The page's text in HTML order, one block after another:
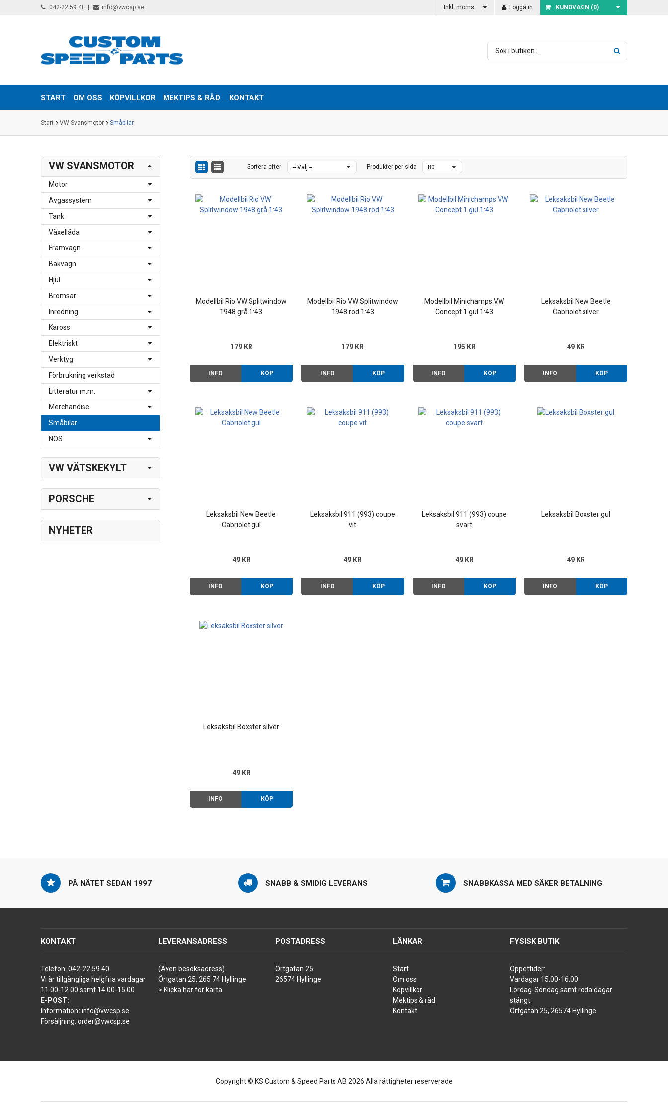
042-22 59 40 info@vwcsp.se Inkl. moms Logga in KUNDVAGN (0)
START OM OSS KÖPVILLKOR MEKTIPS & RÅD KONTAKT
Start VW Svansmotor Småbilar
VW SVANSMOTOR
Motor
Avgassystem
Tank
Växellåda
Framvagn
Bakvagn
Hjul
Bromsar
Inredning
Kaross
Elektriskt
Verktyg
Förbrukning verkstad
Litteratur m.m.
Merchandise
Småbilar
NOS
VW VÄTSKEKYLT
PORSCHE
NYHETER
Sortera efter Produkter per sida
Modellbil Rio VW Splitwindow
1948 grå 1:43
179 KR
INFO KÖP
Modellbil Rio VW Splitwindow
1948 röd 1:43
179 KR
INFO KÖP
Modellbil Minichamps VW
Concept 1 gul 1:43
195 KR
INFO KÖP
Leksaksbil New Beetle
Cabriolet silver
49 KR
INFO KÖP
Leksaksbil New Beetle
Cabriolet gul
49 KR
INFO KÖP
Leksaksbil 911 (993) coupe
vit
49 KR
INFO KÖP
Leksaksbil 911 (993) coupe
svart
49 KR
INFO KÖP
Leksaksbil Boxster gul
49 KR
INFO KÖP
Leksaksbil Boxster silver
49 KR
INFO KÖP
PÅ NÄTET SEDAN 1997 SNABB & SMIDIG LEVERANS SNABBKASSA MED SÄKER BETALNING
KONTAKT
Telefon: 042-22 59 40
Vi är tillgängliga helgfria vardagar
11.00-12.00 samt 14.00-15.00
E-POST:
Information: info@vwcsp.se
Försäljning: order@vwcsp.se
LEVERANSADRESS
(Även besöksadress)
Örtgatan 25, 265 74 Hyllinge
> Klicka här för karta
POSTADRESS
Örtgatan 25
26574 Hyllinge
LÄNKAR
Start
Om oss
Köpvillkor
Mektips & råd
Kontakt
FYSISK BUTIK
Öppettider:
Vardagar 15.00-16.00
Lördag-Söndag samt röda dagar
stängt.
Örtgatan 25, 26574 Hyllinge
Copyright © KS Custom & Speed Parts AB 2026 Alla rättigheter reserverade